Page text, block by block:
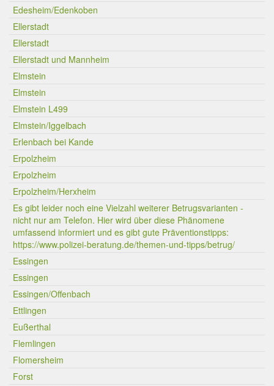
Edesheim/Edenkoben
Ellerstadt
Ellerstadt
Ellerstadt und Mannheim
Elmstein
Elmstein
Elmstein L499
Elmstein/Iggelbach
Erlenbach bei Kande
Erpolzheim
Erpolzheim
Erpolzheim/Herxheim
Es gibt leider noch eine Vielzahl weiterer Betrugsvarianten -
nicht nur am Telefon. Hier wird über diese Phänomene
umfassend informiert und es gibt gute Präventionstipps:
https://www.polizei-beratung.de/themen-und-tipps/betrug/
Essingen
Essingen
Essingen/Offenbach
Ettlingen
Eußerthal
Flemlingen
Flomersheim
Forst